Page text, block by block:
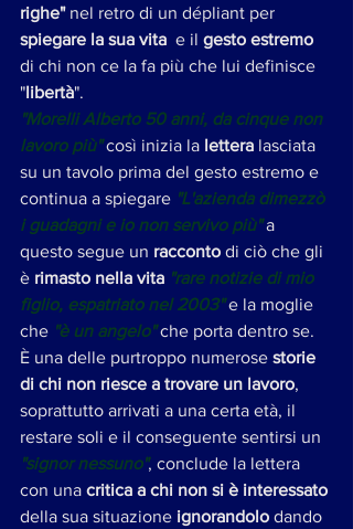
righe" nel retro di un dépliant per
spiegare la sua vita
  e il
gesto estremo
di chi non ce la fa più che lui definisce
"libertà".
"Morelli Alberto 50 anni, da cinque non
lavoro più" così inizia la lettera lasciata
su un tavolo prima del gesto estremo e
continua a spiegare "L'azienda dimezzò
i guadagni e io non servivo più" a
questo segue un racconto di ciò che gli
è rimasto nella vita "rare notizie di mio
figlio, espatriato nel 2003" e la moglie
che "è un angelo" che porta dentro se.
È una delle purtroppo numerose storie
di chi non riesce a trovare un lavoro,
soprattutto arrivati a una certa età, il
restare soli e il conseguente sentirsi un
"signor nessuno", conclude la lettera
con una critica a chi non si è interessato
della sua situazione ignorandolo dando